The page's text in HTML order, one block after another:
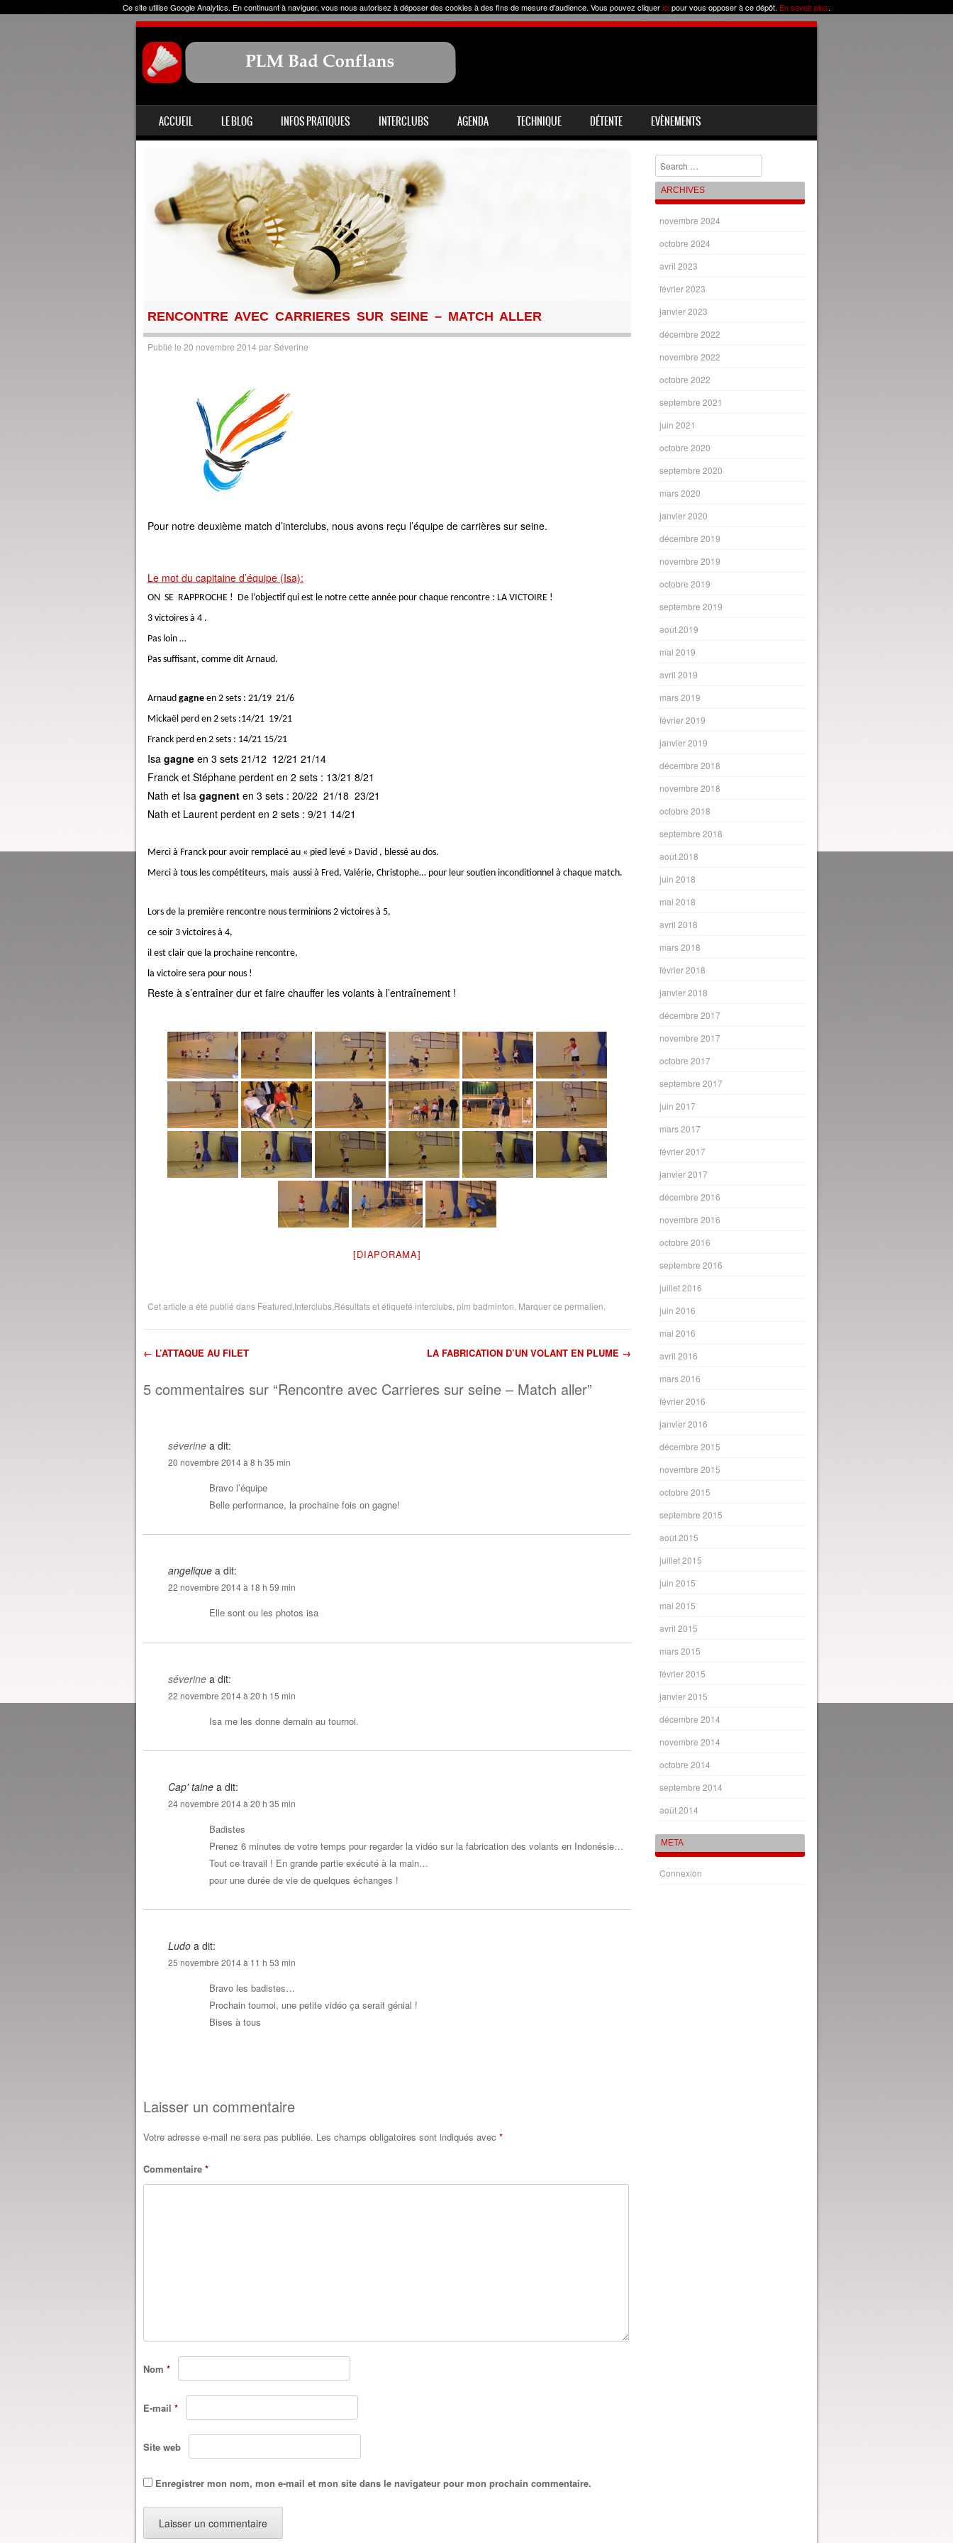
Ce site utilise Google Analytics. En continuant à naviguer, vous nous autorisez à déposer des cookies à des fins de mesure d'audience. Vous pouvez cliquericipour vous opposer à ce dépôt. En savoir plus.
MENU
ALLER AU CONTENU
ACCUEIL LE BLOG INFOS PRATIQUES INTERCLUBS AGENDA TECHNIQUE DÉTENTE EVÈNEMENTS
RENCONTRE AVEC CARRIERES SUR SEINE – MATCH ALLER
Publié le 20 novembre 2014 parSéverine
Pour notre deuxième match d’interclubs, nous avons reçu l’équipe de carrières sur seine.
Le mot du capitaine d’équipe (Isa):
ON SE RAPPROCHE ! De l’objectif qui est le notre cette année pour chaque rencontre : LA VICTOIRE !
3 victoires à 4 .
Pas loin …
Pas suffisant, comme dit Arnaud.
Arnaud gagneen 2 sets : 21/19 21/6
Mickaël perd en 2 sets :14/21 19/21
Franck perd en 2 sets : 14/21 15/21
Isa gagneen 3 sets 21/12 12/21 21/14
Franck et Stéphane perdent en 2 sets : 13/21 8/21
Nath et Isa gagnenten 3 sets : 20/22 21/18 23/21
Nath et Laurent perdent en 2 sets : 9/21 14/21
Merci à Franck pour avoir remplacé au « pied levé » David , blessé au dos.
Merci à tous les compétiteurs, mais aussi à Fred, Valérie, Christophe… pour leur soutien inconditionnel à chaque match.
Lors de la première rencontre nous terminions 2 victoires à 5,
ce soir 3 victoires à 4,
il est clair que la prochaine rencontre,
la victoire sera pour nous !
Reste à s’entraîner dur et faire chauffer les volants à l’entraînement !
[DIAPORAMA]
Cet article a été publié dans Featured,Interclubs,Résultatset étiqueté interclubs,plm badminton. Marquer ce permalien.
Navigation dans l'article
← L’ATTAQUE AU FILET LA FABRICATION D’UN VOLANT EN PLUME →
5 commentaires sur “Rencontre avec Carrieres sur seine – Match aller”
séverine a dit:
20 novembre 2014 à 8 h 35 min
Bravo l’équipe
Belle performance, la prochaine fois on gagne!
Répondr
angelique a dit:
22 novembre 2014 à 18 h 59 min
Elle sont ou les photos isa
Répondr
séverine a dit:
22 novembre 2014 à 20 h 15 min
Isa me les donne demain au tournoi.
Répondr
Cap' taine a dit:
24 novembre 2014 à 20 h 35 min
Badistes
Prenez 6 minutes de votre temps pour regarder la vidéo sur la fabrication des volants en Indonésie…
Tout ce travail ! En grande partie exécuté à la main…
pour une durée de vie de quelques échanges !
Répondr
Ludo a dit:
25 novembre 2014 à 11 h 53 min
Bravo les badistes…
Prochain tournoi, une petite vidéo ça serait génial !
Bises à tous
Laisser un commentaire
Votre adresse e-mail ne sera pas publiée. Les champs obligatoires sont indiqués avec *
Commentaire *
Nom *
E-mail *
Site web
Enregistrer mon nom, mon e-mail et mon site dans le navigateur pour mon prochain commentaire.
Chercher
ARCHIVES
novembre 2024
octobre 2024
avril 2023
février 2023
janvier 2023
décembre 2022
novembre 2022
octobre 2022
septembre 2021
juin 2021
octobre 2020
septembre 2020
mars 2020
janvier 2020
décembre 2019
novembre 2019
octobre 2019
septembre 2019
août 2019
mai 2019
avril 2019
mars 2019
février 2019
janvier 2019
décembre 2018
novembre 2018
octobre 2018
septembre 2018
août 2018
juin 2018
mai 2018
avril 2018
mars 2018
février 2018
janvier 2018
décembre 2017
novembre 2017
octobre 2017
septembre 2017
juin 2017
mars 2017
février 2017
janvier 2017
décembre 2016
novembre 2016
octobre 2016
septembre 2016
juillet 2016
juin 2016
mai 2016
avril 2016
mars 2016
février 2016
janvier 2016
décembre 2015
novembre 2015
octobre 2015
septembre 2015
août 2015
juillet 2015
juin 2015
mai 2015
avril 2015
mars 2015
février 2015
janvier 2015
décembre 2014
novembre 2014
octobre 2014
septembre 2014
août 2014
META
Connexion